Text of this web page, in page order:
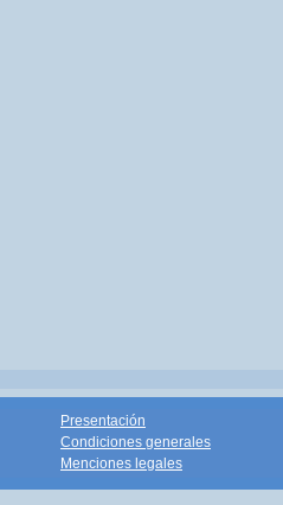
Presentación
Condiciones generales
Menciones legales